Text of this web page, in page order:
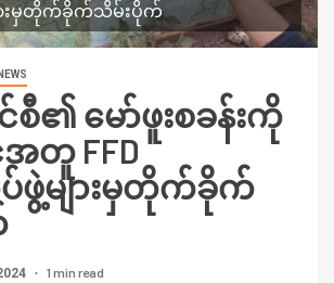
ားမှတိုက်ခိုက်သိမ်းပိုက်
စီ၏ မော်ဖူးစခန်းကို
အတူ FFD
ပ်ဖွဲ့များမှတိုက်ခိုက်
1 min read